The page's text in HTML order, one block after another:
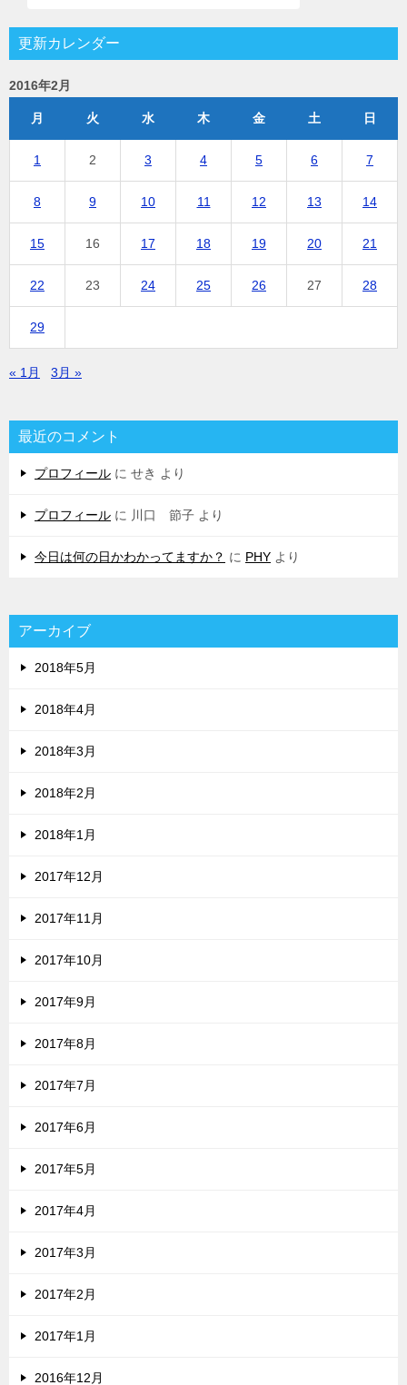
更新カレンダー
2016年2月
月 火 水 木 金 土 日
1 2 3 4 5 6 7
8 9 10 11 12 13 14
15 16 17 18 19 20 21
22 23 24 25 26 27 28
29
« 1月 3月 »
最近のコメント
プロフィール に せき より
プロフィール に 川口 節子 より
今日は何の日かわかってますか？ に PHY より
アーカイブ
2018年5月
2018年4月
2018年3月
2018年2月
2018年1月
2017年12月
2017年11月
2017年10月
2017年9月
2017年8月
2017年7月
2017年6月
2017年5月
2017年4月
2017年3月
2017年2月
2017年1月
2016年12月